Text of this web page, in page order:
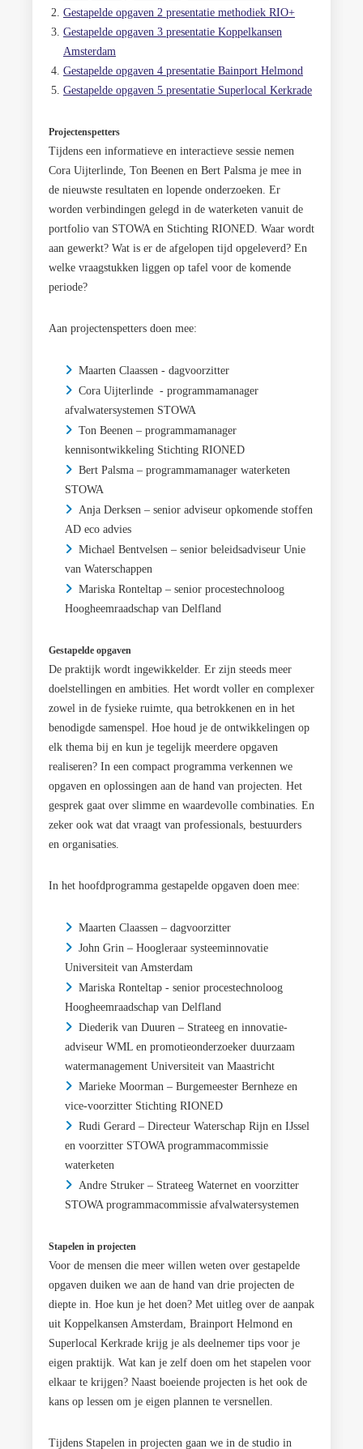
Gestapelde opgaven 2 presentatie methodiek RIO+
Gestapelde opgaven 3 presentatie Koppelkansen
Amsterdam
Gestapelde opgaven 4 presentatie Bainport Helmond
Gestapelde opgaven 5 presentatie Superlocal Kerkrade
Projectenspetters
Tijdens een informatieve en interactieve sessie nemen
Cora Uijterlinde, Ton Beenen en Bert Palsma je mee in
de nieuwste resultaten en lopende onderzoeken. Er
worden verbindingen gelegd in de waterketen vanuit de
portfolio van STOWA en Stichting RIONED. Waar wordt
aan gewerkt? Wat is er de afgelopen tijd opgeleverd? En
welke vraagstukken liggen op tafel voor de komende
periode?
Aan projectenspetters doen mee:
Maarten Claassen - dagvoorzitter
Cora Uijterlinde - programmamanager
afvalwatersystemen STOWA
Ton Beenen – programmamanager
kennisontwikkeling Stichting RIONED
Bert Palsma – programmamanager waterketen
STOWA
Anja Derksen – senior adviseur opkomende stoffen
AD eco advies
Michael Bentvelsen – senior beleidsadviseur Unie
van Waterschappen
Mariska Ronteltap – senior procestechnoloog
Hoogheemraadschap van Delfland
Gestapelde opgaven
De praktijk wordt ingewikkelder. Er zijn steeds meer
doelstellingen en ambities. Het wordt voller en complexer
zowel in de fysieke ruimte, qua betrokkenen en in het
benodigde samenspel. Hoe houd je de ontwikkelingen op
elk thema bij en kun je tegelijk meerdere opgaven
realiseren? In een compact programma verkennen we
opgaven en oplossingen aan de hand van projecten. Het
gesprek gaat over slimme en waardevolle combinaties. En
zeker ook wat dat vraagt van professionals, bestuurders
en organisaties.
In het hoofdprogramma gestapelde opgaven doen mee:
Maarten Claassen – dagvoorzitter
John Grin – Hoogleraar systeeminnovatie
Universiteit van Amsterdam
Mariska Ronteltap - senior procestechnoloog
Hoogheemraadschap van Delfland
Diederik van Duuren – Strateeg en innovatie-
adviseur WML en promotieonderzoeker duurzaam
watermanagement Universiteit van Maastricht
Marieke Moorman – Burgemeester Bernheze en
vice-voorzitter Stichting RIONED
Rudi Gerard – Directeur Waterschap Rijn en IJssel
en voorzitter STOWA programmacommissie
waterketen
Andre Struker – Strateeg Waternet en voorzitter
STOWA programmacommissie afvalwatersystemen
Stapelen in projecten
Voor de mensen die meer willen weten over gestapelde
opgaven duiken we aan de hand van drie projecten de
diepte in. Hoe kun je het doen? Met uitleg over de aanpak
uit Koppelkansen Amsterdam, Brainport Helmond en
Superlocal Kerkrade krijg je als deelnemer tips voor je
eigen praktijk. Wat kan je zelf doen om het stapelen voor
elkaar te krijgen? Naast boeiende projecten is het ook de
kans op lessen om je eigen plannen te versnellen.
Tijdens Stapelen in projecten gaan we in de studio in